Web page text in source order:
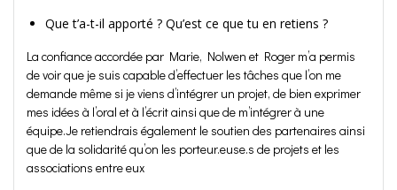
Que t’a-t-il apporté ? Qu’est ce que tu en retiens ?
La confiance accordée par Marie, Nolwen et Roger m’a permis
de voir que je suis capable d’effectuer les tâches que l’on me
demande même si je viens d’intégrer un projet, de bien exprimer
mes idées à l’oral et à l’écrit ainsi que de m’intégrer à une
équipe.Je retiendrais également le soutien des partenaires ainsi
que de la solidarité qu’on les porteur.euse.s de projets et les
associations entre eux